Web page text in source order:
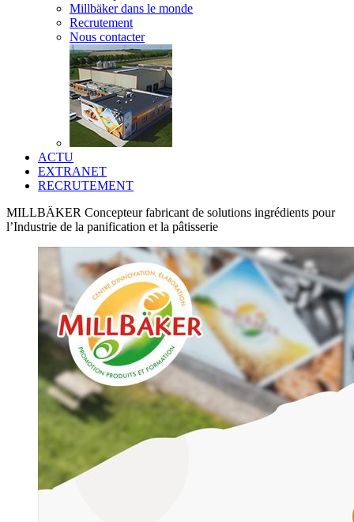
Millbäker dans le monde
Recrutement
Nous contacter
ACTU
EXTRANET
RECRUTEMENT
MILLBÄKER Concepteur fabricant de solutions ingrédients pour
l’Industrie de la panification et la pâtisserie